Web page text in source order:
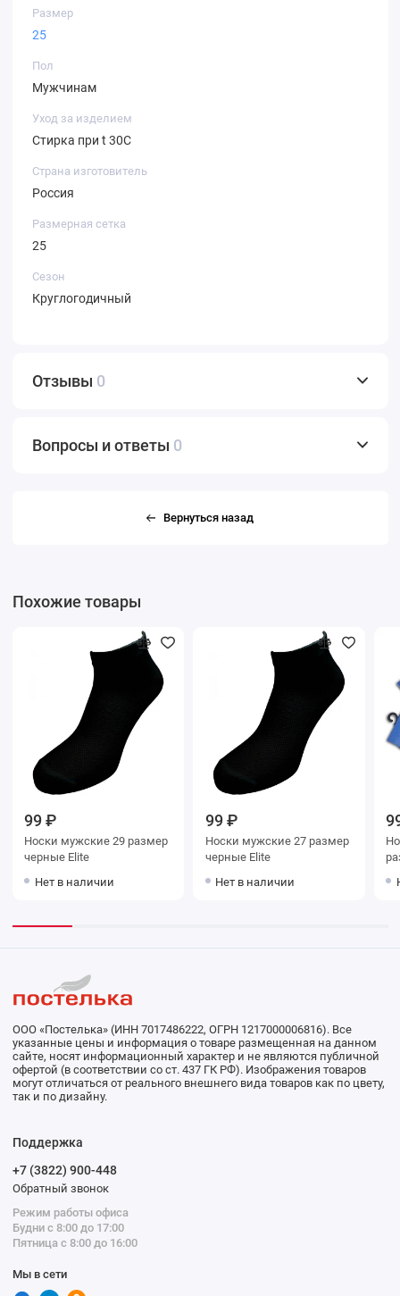
Размер
25
Пол
Мужчинам
Уход за изделием
Стирка при t 30С
Страна изготовитель
Россия
Размерная сетка
25
Сезон
Круглогодичный
Отзывы 0
Вопросы и ответы 0
Вернуться назад
Похожие товары
99 ₽
Носки мужские 29 размер
черные Elite
Нет в наличии
99 ₽
Носки мужские 27 размер
черные Elite
Нет в наличии
Носки
ООО «Постелька» (ИНН 7017486222, ОГРН 1217000006816). Все
указанные цены и информация о товаре размещенная на данном
сайте, носят информационный характер и не являются публичной
офертой (в соответствии со ст. 437 ГК РФ). Изображения товаров
могут отличаться от реального внешнего вида товаров как по цвету,
так и по дизайну.
Поддержка
+7 (3822) 900-448
Обратный звонок
Режим работы офиса
Будни с 8:00 до 17:00
Пятница с 8:00 до 16:00
Мы в сети